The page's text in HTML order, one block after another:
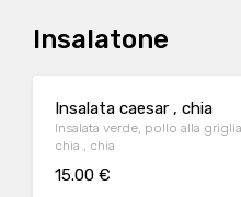
Insalatone
Insalata caesar , chia
Insalata verde, pollo alla
chia , chia
15.00 €